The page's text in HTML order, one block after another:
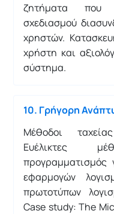
ζητήματα που
σχεδιασμού
χρηστών.
χρήστη και
σύστημα.
10. Γρήγορη
Μέθοδοι
Ευέλικτες
προγραμματισμός
εφαρμογών
πρωτοτύπων
Case study: The